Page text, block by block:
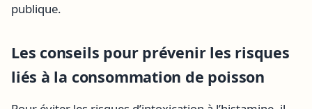
publique.
Les conseils pour prévenir les risques
liés à la consommation de poisson